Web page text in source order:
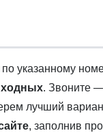
указанному
. Звоните
лучший
, заполнив